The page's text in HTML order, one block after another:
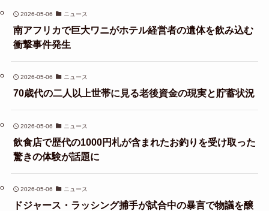
2026-05-06 ニュース
南アフリカで巨大ワニがホテル経営者の遺体を飲み込む
衝撃事件発生
2026-05-06 ニュース
70歳代の二人以上世帯に見る老後資金の現実と貯蓄状況
2026-05-06 ニュース
飲食店で歴代の1000円札が含まれたお釣りを受け取った
驚きの体験が話題に
2026-05-06 ニュース
ドジャース・ラッシング捕手が試合中の暴言で物議を醸